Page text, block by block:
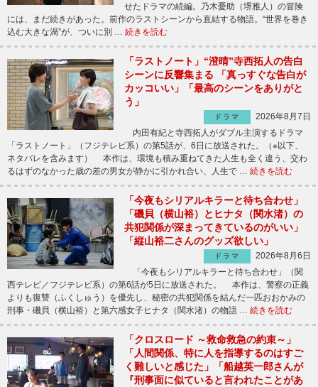
せたドラマの続編。乃木憂助（堺雅人）の冒険
には、まだ続きがあった。前作のラストシーンから直結する物語。“世界を巻き
込む大きな渦”が、ついに別 … 続きを読む
「ラストノート」“澄晴”寺西拓人の告白
シーンに反響集まる 「真っすぐな告白が
カッコいい」「最高のシーンをありがと
う」
ドラマ
2026年8月7日
内田有紀と寺西拓人がダブル主演するドラマ
「ラストノート」（フジテレビ系）の第5話が、6日に放送された。（※以下、
ネタバレを含みます） 本作は、環境も積み重ねてきた人生も全く違う、交わ
るはずのなかった歳の差の男女が静かに引かれ合い、人生で … 続きを読む
「今夜もシリアルキラーと待ち合わせ」
「磯貝（横山裕）とヒナタ（関水渚）の
共犯関係が深まってきているのがいい」
「縦山裕二さんのグッズ欲しい」
ドラマ
2026年8月6日
「今夜もシリアルキラーと待ち合わせ」（関
西テレビ／フジテレビ系）の第6話が5日に放送された。 本作は、警察の正義
よりも復讐（ふくしゅう）を優先し、秘密の共犯関係を結んだ一匹おおかみの
刑事・磯貝（横山裕）と第六感女子ヒナタ（関水渚）の物語 … 続きを読む
「クロスロード ～救命救急の約束～」
「人間関係、特に人を指導するのはすご
く難しいと感じた」「船越英一郎さんが
『刑事面に似ていると言われたことがあ